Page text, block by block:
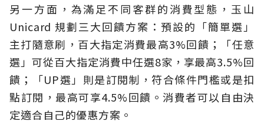
另一方面，為滿足不同客群的消費型態，玉山
Unicard 規劃三大回饋方案：預設的「簡單選」
主打隨意刷，百大指定消費最高3%回饋；「任意
選」可從百大指定消費中任選8家，享最高3.5%回
饋；「UP選」則是訂閱制，符合條件門檻或是扣
點訂閱，最高可享4.5%回饋。消費者可以自由決
定適合自己的優惠方案。